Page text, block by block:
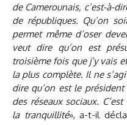
de Camerounais, c’est-à-
de républiques. Qu’on
permet même d’oser
veut dire qu’on est
troisième fois que j’y vais
la plus complète. Il ne
dire qu’on est le
des réseaux sociaux.
la tranquillité», a-t-il